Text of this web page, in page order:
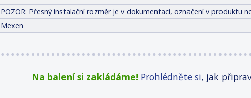
POZOR: Přesný instalační rozměr je v dokumentaci, označení v produktu
Mexen
Na balení si zakládáme! Prohlédněte si, jak